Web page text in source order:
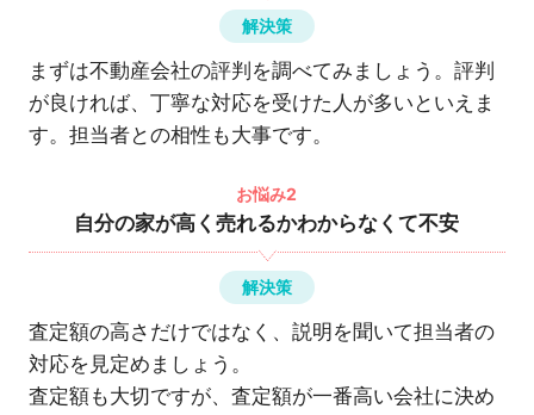
解決策
まずは不動産会社の評判を調べてみましょう。評判
が良ければ、丁寧な対応を受けた人が多いといえま
す。担当者との相性も大事です。
お悩み2
自分の家が高く売れるかわからなくて不安
解決策
査定額の高さだけではなく、説明を聞いて担当者の
対応を見定めましょう。
査定額も大切ですが、査定額が一番高い会社に決め